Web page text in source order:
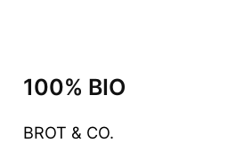
100% BIO
BROT & CO.